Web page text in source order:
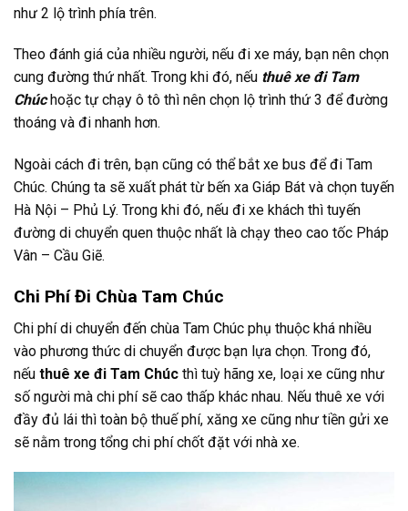
như 2 lộ trình phía trên.
Theo đánh giá của nhiều người, nếu đi xe máy, bạn nên chọn
cung đường thứ nhất. Trong khi đó, nếu thuê xe đi Tam
Chúchoặc tự chạy ô tô thì nên chọn lộ trình thứ 3 để đường
thoáng và đi nhanh hơn.
Ngoài cách đi trên, bạn cũng có thể bắt xe bus để đi Tam
Chúc. Chúng ta sẽ xuất phát từ bến xa Giáp Bát và chọn tuyến
Hà Nội – Phủ Lý. Trong khi đó, nếu đi xe khách thì tuyến
đường di chuyển quen thuộc nhất là chạy theo cao tốc Pháp
Vân – Cầu Giẽ.
Chi Phí Đi Chùa Tam Chúc
Chi phí di chuyển đến chùa Tam Chúc phụ thuộc khá nhiều
vào phương thức di chuyển được bạn lựa chọn. Trong đó,
nếu thuê xe đi Tam Chúc thì tuỳ hãng xe, loại xe cũng như
số người mà chi phí sẽ cao thấp khác nhau. Nếu thuê xe với
đầy đủ lái thì toàn bộ thuế phí, xăng xe cũng như tiền gửi xe
sẽ nằm trong tổng chi phí chốt đặt với nhà xe.